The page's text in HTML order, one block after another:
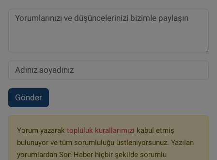
Gönder
Yorum yazarak topluluk kurallarımızı kabul etmiş
bulunuyor ve tüm sorumluluğu üstleniyorsunuz. Yazılan
yorumlardan Son Haber hiçbir şekilde sorumlu